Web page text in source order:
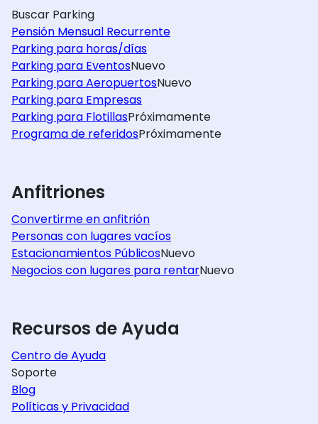
Buscar Parking
Pensión Mensual Recurrente
Parking para horas/días
Parking para EventosNuevo
Parking para AeropuertosNuevo
Parking para Empresas
Parking para FlotillasPróximamente
Programa de referidosPróximamente
Anfitriones
Convertirme en anfitrión
Personas con lugares vacíos
Estacionamientos PúblicosNuevo
Negocios con lugares para rentarNuevo
Recursos de Ayuda
Centro de Ayuda
Soporte
Blog
Políticas y Privacidad